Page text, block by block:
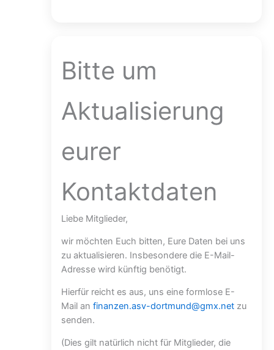
Bitte um
Aktualisierung
eurer
Kontaktdaten
Liebe Mitglieder,
wir möchten Euch bitten, Eure Daten bei uns
zu aktualisieren. Insbesondere die E-Mail-
Adresse wird künftig benötigt.
Hierfür reicht es aus, uns eine formlose E-
Mail an finanzen.asv-dortmund@gmx.netzu
senden.
(Dies gilt natürlich nicht für Mitglieder, die